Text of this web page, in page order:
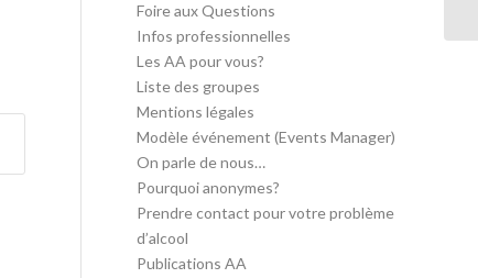
Foire aux Questions
Infos professionnelles
Les AA pour vous?
Liste des groupes
Mentions légales
Modèle événement (Events Manager)
On parle de nous…
Pourquoi anonymes?
Prendre contact pour votre problème
d’alcool
Publications AA